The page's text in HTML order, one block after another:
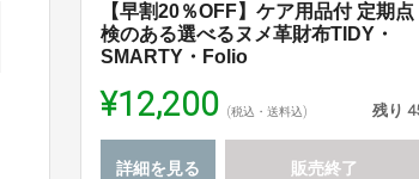
【早割20％OFF】ケア用品付 定期点
検のある選べるヌメ革財布TIDY・
SMARTY・Folio
¥12,200 (税込・送料込) 残り
詳細を見る 販売終了